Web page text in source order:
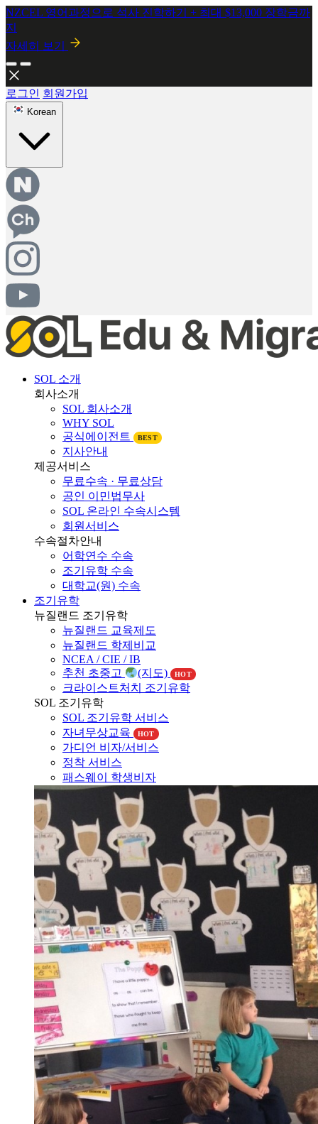
2026년 8월 시행! 뉴질랜드 SMC 개정안 안내
자세히보기
로그인
Korean
회사소개
SOL 회사소개
WHY SOL
공식에이전트
지사안내
제공서비스
무료수속 · 무료상담
공인 이민법무사
SOL 온라인 수속시스템
회원서비스
수속절차안내
어학연수 수속
조기유학 수속
대학교(원) 수속
조기유학
뉴질랜드 조기유학
뉴질랜드 교육제도
뉴질랜드 학제비교
NCEA / CIE / IB
추천 초중고
(지도)
크라이스트처치 조기유학
SOL 조기유학
SOL 조기유학 서비스
자녀무상교육
HOT
가디언 비자/서비스
정착 서비스
패스웨이 학생비자